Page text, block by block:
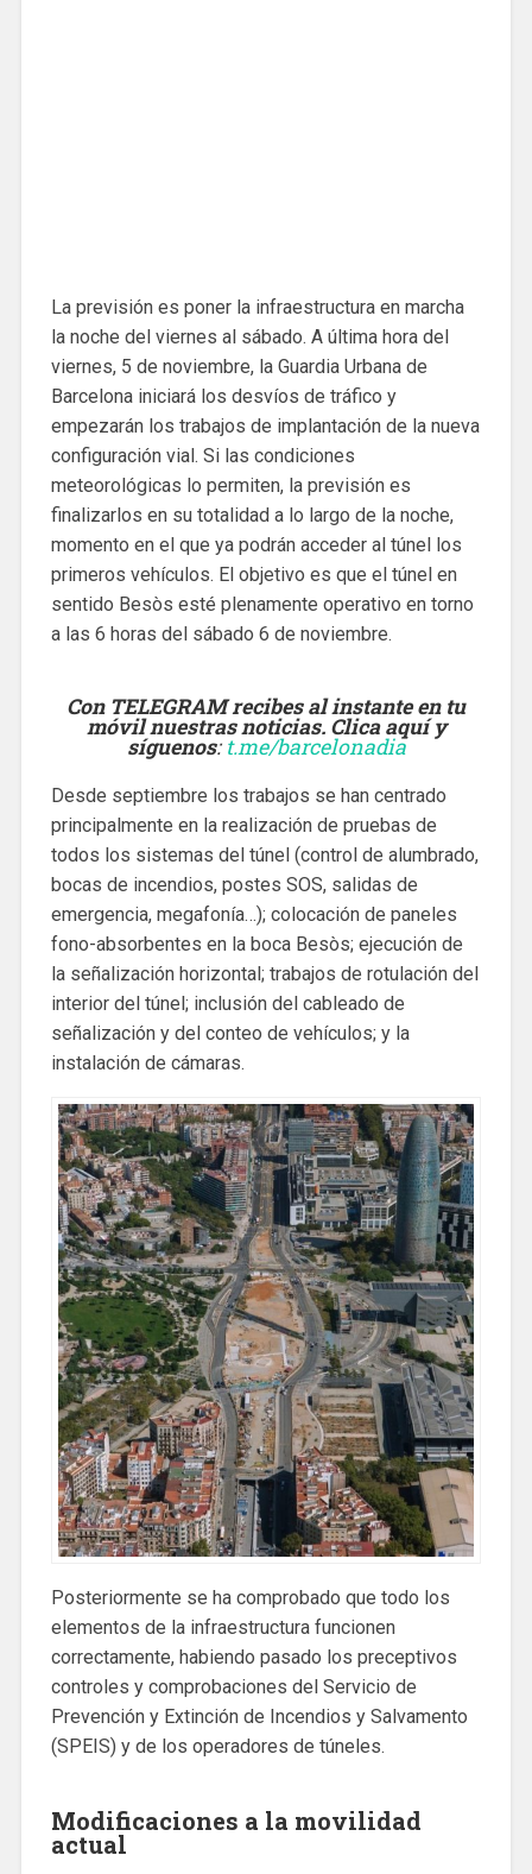
La previsión es poner la infraestructura en marcha
la noche del viernes al sábado. A última hora del
viernes, 5 de noviembre, la Guardia Urbana de
Barcelona iniciará los desvíos de tráfico y
empezarán los trabajos de implantación de la nueva
configuración vial. Si las condiciones
meteorológicas lo permiten, la previsión es
finalizarlos en su totalidad a lo largo de la noche,
momento en el que ya podrán acceder al túnel los
primeros vehículos. El objetivo es que el túnel en
sentido Besòs esté plenamente operativo en torno
a las 6 horas del sábado 6 de noviembre.
Con TELEGRAM recibes al instante en tu
móvil nuestras noticias. Clica aquí y
síguenos: t.me/barcelonadia
Desde septiembre los trabajos se han centrado
principalmente en la realización de pruebas de
todos los sistemas del túnel (control de alumbrado,
bocas de incendios, postes SOS, salidas de
emergencia, megafonía…); colocación de paneles
fono-absorbentes en la boca Besòs; ejecución de
la señalización horizontal; trabajos de rotulación del
interior del túnel; inclusión del cableado de
señalización y del conteo de vehículos; y la
instalación de cámaras.
Posteriormente se ha comprobado que todo los
elementos de la infraestructura funcionen
correctamente, habiendo pasado los preceptivos
controles y comprobaciones del Servicio de
Prevención y Extinción de Incendios y Salvamento
(SPEIS) y de los operadores de túneles.
Modificaciones a la movilidad
actual